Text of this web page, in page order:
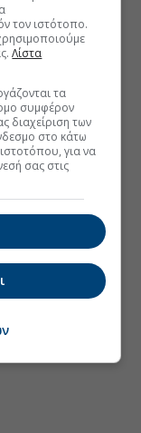
τον ιστότοπο.
Λίστα
τα
συμφέρον
διαχείριση των
στο κάτω
για να
σας στις